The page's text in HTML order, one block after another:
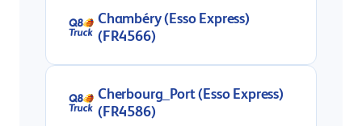
Chambéry (Esso Express)
(FR4566)
Cherbourg_Port (Esso Express)
(FR4586)